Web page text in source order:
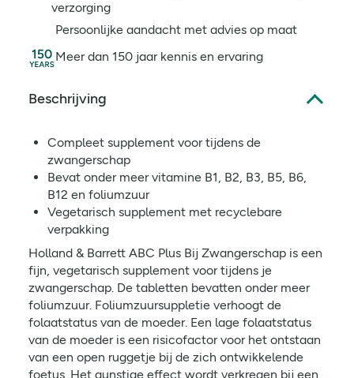
verzorging
Persoonlijke aandacht met advies op maat
Meer dan 150 jaar kennis en ervaring
Beschrijving
Compleet supplement voor tijdens de
zwangerschap
Bevat onder meer vitamine B1, B2, B3, B5, B6,
B12 en foliumzuur
Vegetarisch supplement met recyclebare
verpakking
Holland & Barrett ABC Plus Bij Zwangerschap is een
fijn, vegetarisch supplement voor tijdens je
zwangerschap. De tabletten bevatten onder meer
foliumzuur. Foliumzuursuppletie verhoogt de
folaatstatus van de moeder. Een lage folaatstatus
van de moeder is een risicofactor voor het ontstaan
van een open ruggetje bij de zich ontwikkelende
foetus. Het gunstige effect wordt verkregen bij een